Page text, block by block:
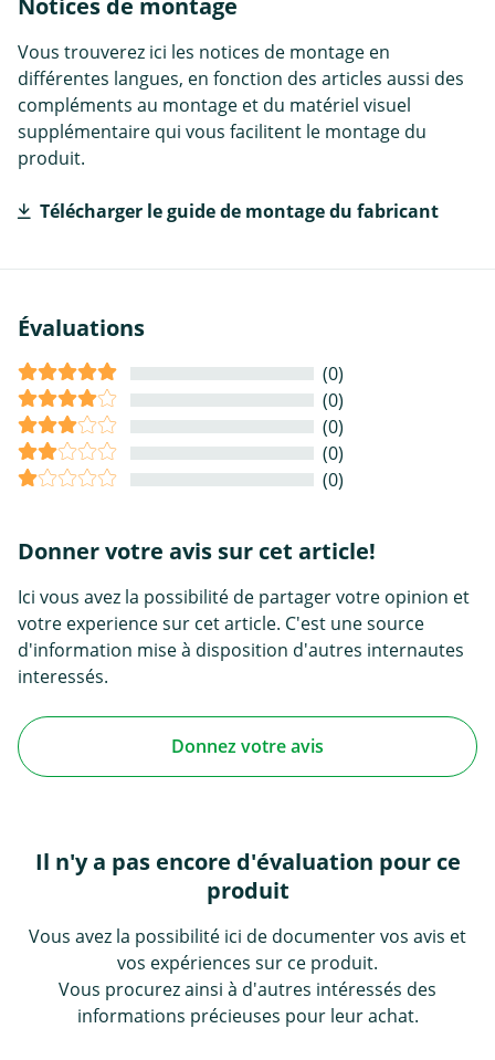
Vous trouverez ici les notices de montage en
différentes langues, en fonction des articles aussi des
compléments au montage et du matériel visuel
supplémentaire qui vous facilitent le montage du
produit.
Télécharger le guide de montage du fabricant
Évaluations
(0)
(0)
(0)
(0)
(0)
Donner votre avis sur cet article!
Ici vous avez la possibilité de partager votre opinion et
votre experience sur cet article. C'est une source
d'information mise à disposition d'autres internautes
interessés.
Donnez votre avis
Il n'y a pas encore d'évaluation pour ce
produit
Vous avez la possibilité ici de documenter vos avis et
vos expériences sur ce produit.
Vous procurez ainsi à d'autres intéressés des
informations précieuses pour leur achat.